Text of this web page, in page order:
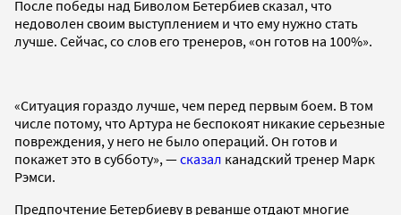
После победы над Биволом Бетербиев сказал, что
недоволен своим выступлением и что ему нужно стать
лучше. Сейчас, со слов его тренеров, «он готов на 100%».
«Ситуация гораздо лучше, чем перед первым боем. В том
числе потому, что Артура не беспокоят никакие серьезные
повреждения, у него не было операций. Он готов и
покажет это в субботу», —сказал канадский тренер Марк
Рэмси.
Предпочтение Бетербиеву в реванше отдают многие